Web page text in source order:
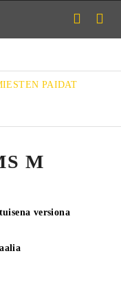
PAIDAT
M
versiona